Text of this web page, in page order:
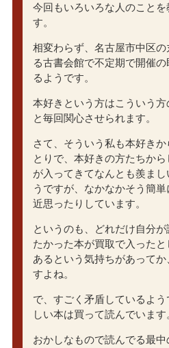
今回もいろいろな人のこと
す。
相変わらず、名古屋市中区
る古書会館で不定期で開催
るようです。
本好きという方はこういう
と毎回関心させられます。
さて、そういう私も本好き
とりで、本好きの方たちか
が入ってきてなんとも羨ま
うですが、なかなかそう簡
近思ったりしています。
というのも、どれだけ自分
たかった本が買取で入った
あるという気持ちがあって
すよね。
で、すごく矛盾しているよ
しい本は買って読んでいます
おかしなもので読んでる最